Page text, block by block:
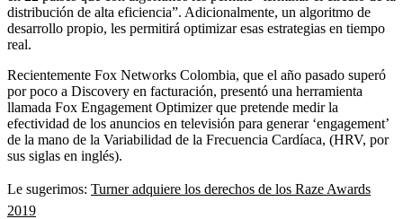
distribución de alta eficiencia”. Adicionalmente, un algoritmo de
desarrollo propio, les permitirá optimizar esas estrategias en tiempo
real.
Recientemente Fox Networks Colombia, que el año pasado superó
por poco a Discovery en facturación, presentó una herramienta
llamada Fox Engagement Optimizer que pretende medir la
efectividad de los anuncios en televisión para generar ‘engagement’
de la mano de la Variabilidad de la Frecuencia Cardíaca, (HRV, por
sus siglas en inglés).
Le sugerimos: Turner adquiere los derechos de los Raze Awards
2019